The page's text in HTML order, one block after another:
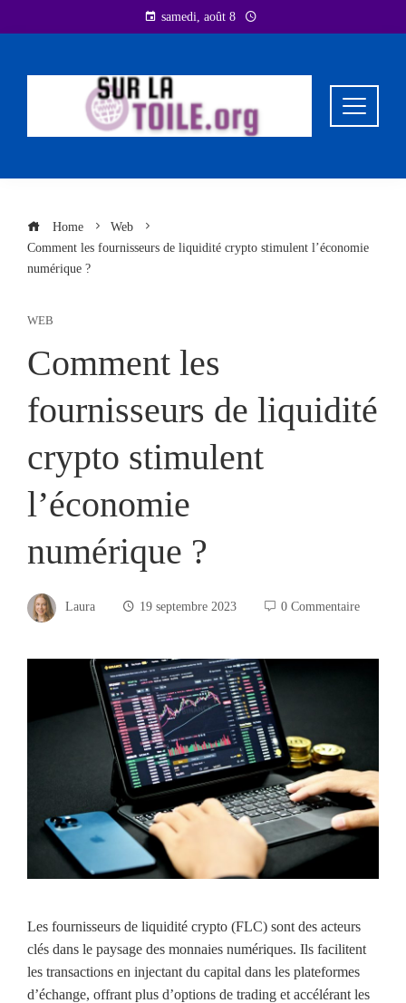
to
samedi, août 8
Home
Web
Comment les fournisseurs de liquidité crypto stimulent l’économie
numérique ?
WEB
Comment les
fournisseurs de liquidité
crypto stimulent
l’économie
numérique ?
Laura 19 septembre 2023 0 Commentaire
Les fournisseurs de liquidité crypto (FLC) sont des acteurs
clés dans le paysage des monnaies numériques. Ils facilitent
les transactions en injectant du capital dans les plateformes
d’échange, offrant plus d’options de trading et accélérant les